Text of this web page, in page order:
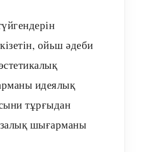
ойьш әдеби
идеялық
тұрғыдан
шығарманы